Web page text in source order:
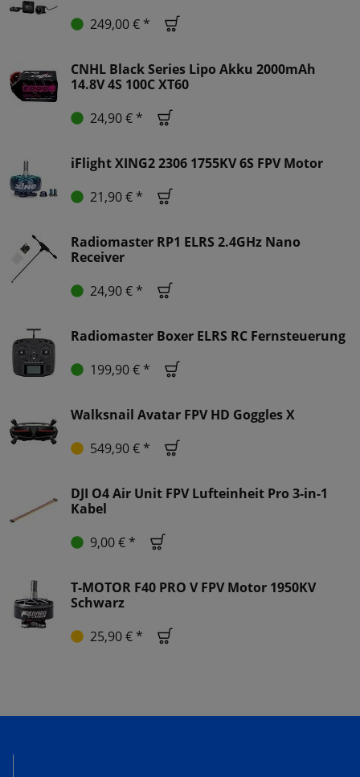
249,00 € *
CNHL Black Series Lipo Akku 2000mAh
14.8V 4S 100C XT60
24,90 € *
iFlight XING2 2306 1755KV 6S FPV Motor
21,90 € *
Radiomaster RP1 ELRS 2.4GHz Nano
Receiver
24,90 € *
Radiomaster Boxer ELRS RC Fernsteuerung
199,90 € *
Walksnail Avatar FPV HD Goggles X
549,90 € *
DJI O4 Air Unit FPV Lufteinheit Pro 3-in-1
Kabel
9,00 € *
T-MOTOR F40 PRO V FPV Motor 1950KV
Schwarz
25,90 € *